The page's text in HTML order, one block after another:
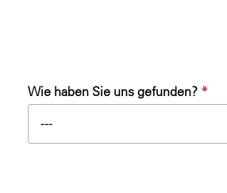
Wie haben Sie uns gefunden? *
---